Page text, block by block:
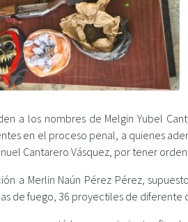
a los nombres de Melgin Yubel
en el proceso penal, a quienes
Cantarero Vásquez, por tener
a Merlin Naún Pérez Pérez,
de fuego, 36 proyectiles de diferente